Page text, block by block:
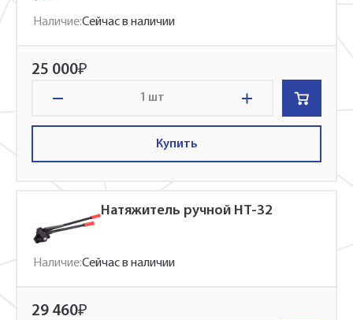
Наличие:Сейчас в наличии
25 000₽
шт
Купить
Натяжитель ручной НТ-32
Наличие:Сейчас в наличии
29 460₽